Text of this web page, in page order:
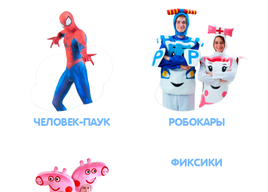
ЧЕЛОВЕК-ПАУК РОБОКАРЫ
ФИКСИКИ